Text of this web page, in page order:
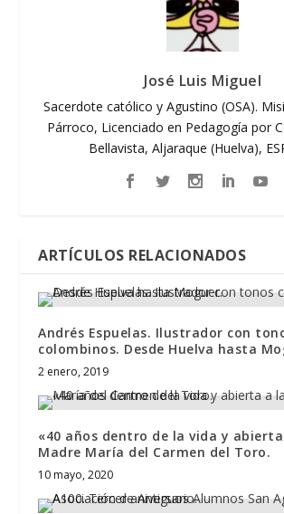
José Luis Miguel
Sacerdote católico y Agustino (OSA).
Párroco, Licenciado en Pedagogía por
Bellavista, Aljaraque (Huelva),
ARTÍCULOS RELACIONADOS
Andrés Espuelas. Ilustrador con
colombinos. Desde Huelva hasta
2 enero, 2019
«40 años dentro de la vida y
Madre María del Carmen del Toro.
10 mayo, 2020